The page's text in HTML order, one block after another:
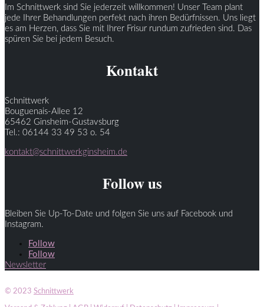
Im Schnittwerk sind Sie jederzeit willkommen! Unser Team plant
jede Ihrer Behandlungen perfekt nach ihren Bedürfnissen. Uns liegt
es am Herzen, dass Sie mit Ihrer Frisur rundum zufrieden sind. Das
spüren Sie bei jedem Besuch.
Kontakt
Schnittwerk
Bouguenais-Allee 12
65462 Ginsheim-Gustavsburg
Tel.: 06144 33 49 53 o. 54
kontakt@schnittwerkginsheim.de
Follow us
Bleiben Sie Up-To-Date und folgen Sie uns auf Facebook und
Instagram.
Follow
Follow
Newsletter
© 2023 Schnittwerk